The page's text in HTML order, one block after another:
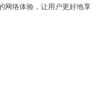
网络体验，让用户更好地享